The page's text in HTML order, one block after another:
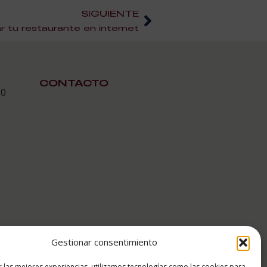
Gestionar consentimiento
SIGUIENTE
tu restaurante en internet
CONTACTO